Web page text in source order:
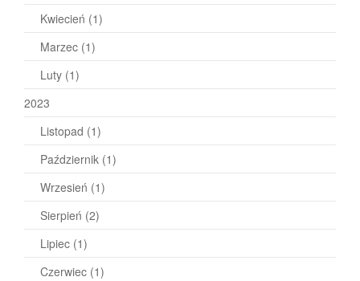
Kwiecień (1)
Marzec (1)
Luty (1)
2023
Listopad (1)
Październik (1)
Wrzesień (1)
Sierpień (2)
Lipiec (1)
Czerwiec (1)